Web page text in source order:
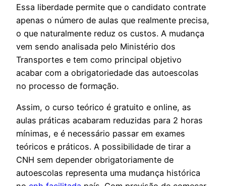
Essa liberdade permite que o candidato contrate
apenas o número de aulas que realmente precisa,
o que naturalmente reduz os custos. A mudança
vem sendo analisada pelo Ministério dos
Transportes e tem como principal objetivo
acabar com a obrigatoriedade das autoescolas
no processo de formação.
Assim, o curso teórico é gratuito e online, as
aulas práticas acabaram reduzidas para 2 horas
mínimas, e é necessário passar em exames
teóricos e práticos. A possibilidade de tirar a
CNH sem depender obrigatoriamente de
autoescolas representa uma mudança histórica